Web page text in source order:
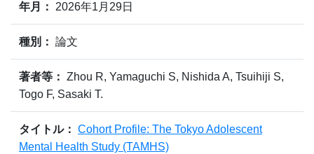
年月： 2026年1月29日
種別： 論文
著者等： Zhou R, Yamaguchi S, Nishida A, Tsuihiji S,
Togo F, Sasaki T.
タイトル： Cohort Profile: The Tokyo Adolescent
Mental Health Study (TAMHS)